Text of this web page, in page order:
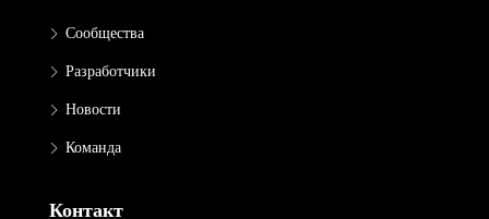
Сообщества
Разработчики
Новости
Команда
Контакт